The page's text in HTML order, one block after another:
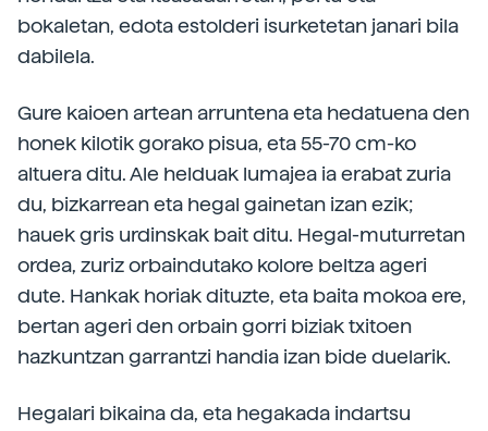
bokaletan, edota estolderi isurketetan janari bila
dabilela.
Gure kaioen artean arruntena eta hedatuena den
honek kilotik gorako pisua, eta 55-70 cm-ko
altuera ditu. Ale helduak lumajea ia erabat zuria
du, bizkarrean eta hegal gainetan izan ezik;
hauek gris urdinskak bait ditu. Hegal-muturretan
ordea, zuriz orbaindutako kolore beltza ageri
dute. Hankak horiak dituzte, eta baita mokoa ere,
bertan ageri den orbain gorri biziak txitoen
hazkuntzan garrantzi handia izan bide duelarik.
Hegalari bikaina da, eta hegakada indartsu